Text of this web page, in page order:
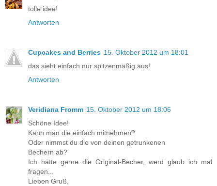
tolle idee!
Antworten
Cupcakes and Berries 15. Oktober 2012 um 18:01
das sieht einfach nur spitzenmäßig aus!
Antworten
Veridiana Fromm 15. Oktober 2012 um 18:06
Schöne Idee!
Kann man die einfach mitnehmen?
Oder nimmst du die von deinen getrunkenen
Bechern ab?
Ich hätte gerne die Original-Becher, werd glaub ich mal
fragen...
Lieben Gruß,